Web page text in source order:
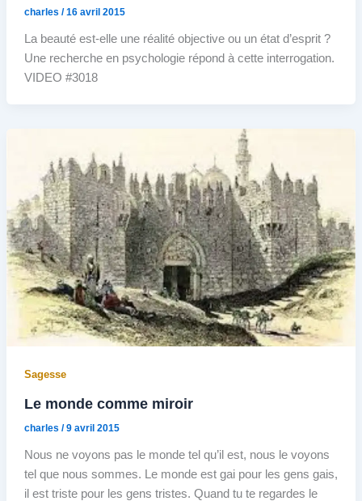
charles /16 avril 2015
La beauté est-elle une réalité objective ou un état d’esprit ?
Une recherche en psychologie répond à cette interrogation.
VIDEO #3018
Sagesse
Le monde comme miroir
charles /9 avril 2015
Nous ne voyons pas le monde tel qu’il est, nous le voyons
tel que nous sommes. Le monde est gai pour les gens gais,
il est triste pour les gens tristes. Quand tu te regardes le